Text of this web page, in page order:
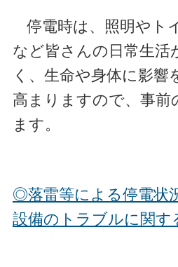
停電時は、照明やト
など皆さんの日常生活
く、生命や身体に影響
高まりますので、事前
ます。
◎落雷等による停電状
設備のトラブルに関す